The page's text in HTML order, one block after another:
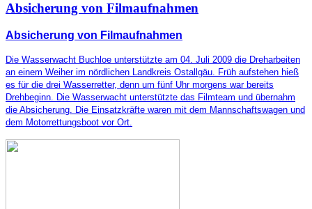
Absicherung von Filmaufnahmen
Absicherung von Filmaufnahmen
Die Wasserwacht Buchloe unterstützte am 04. Juli 2009 die Dreharbeiten
an einem Weiher im nördlichen Landkreis Ostallgäu. Früh aufstehen hieß
es für die drei Wasserretter, denn um fünf Uhr morgens war bereits
Drehbeginn. Die Wasserwacht unterstützte das Filmteam und übernahm
die Absicherung. Die Einsatzkräfte waren mit dem Mannschaftswagen und
dem Motorrettungsboot vor Ort.